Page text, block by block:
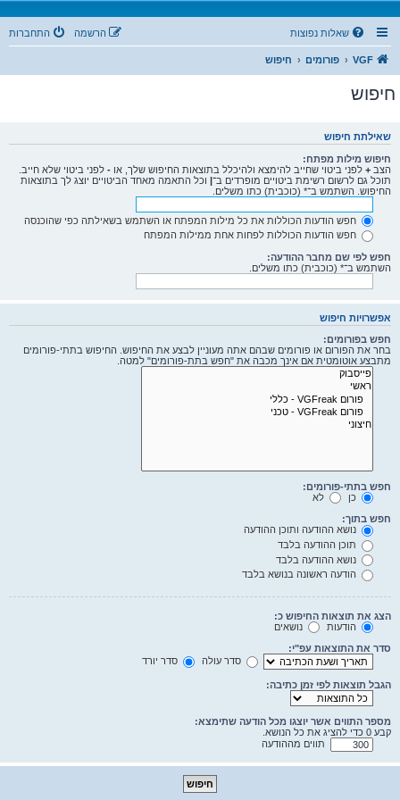
שאלות נפוצות התחברות הרשמה
VGF פורומים חיפוש
חיפוש
שאילתת חיפוש
חיפוש מילות מפתח:
הצב + לפני ביטוי שחייב להימצא ולהיכלל בתוצאות החיפוש שלך, או - לפני ביטוי שלא חייב.
תוכל גם לרשום רשימת ביטויים מופרדים ב־| וכל התאמה מאחד הביטויים יוצג לך בתוצאות
החיפוש. השתמש ב־* (כוכבית) כתו משלים.
חפש הודעות הכוללות את כל מילות המפתח או השתמש בשאילתה כפי שהוכנסה
חפש הודעות הכוללות לפחות אחת ממילות המפתח
חפש לפי שם מחבר ההודעה:
השתמש ב־* (כוכבית) כתו משלים.
אפשרויות חיפוש
חפש בפורומים:
בחר את הפורום או פורומים שבהם אתה מעוניין לבצע את החיפוש. החיפוש בתתי-פורומים
מתבצע אוטומטית אם אינך מכבה את "חפש בתת-פורומים" למטה.
חפש בתתי-פורומים:
כן
לא
חפש בתוך:
נושא ההודעה ותוכן ההודעה
תוכן ההודעה בלבד
נושא ההודעה בלבד
הודעה ראשונה בנושא בלבד
הצג את תוצאות החיפוש כ:
הודעות
נושאים
סדר את התוצאות עפ"י:
סדר עולה
סדר יורד
הגבל תוצאות לפי זמן כתיבה:
מספר התווים אשר יוצגו מכל הודעה שתימצא:
קבע 0 כדי להציג את כל הנושא.
תווים מההודעה